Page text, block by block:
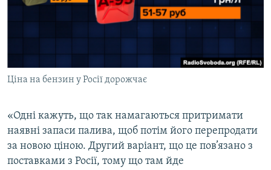
Ціна на бензин у Росії дорожчає
«Одні кажуть, що так намагаються притримати
наявні запаси палива, щоб потім його перепродати
за новою ціною. Другий варіант, що це пов’язано з
поставками з Росії, тому що там йде